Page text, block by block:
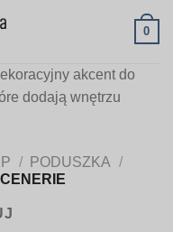
0
akcent do
dodają wnętrzu
/ PODUSZKA /